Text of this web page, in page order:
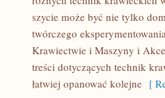
KRAWIECTWO
szycie może być nie tylko
twórczego
Krawiectwie i Maszyny i
treści dotyczących technik
łatwiej opanować kolejne [